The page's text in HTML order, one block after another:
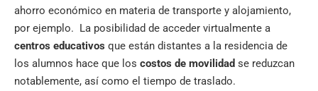
ahorro económico en materia de transporte y alojamiento,
por ejemplo. La posibilidad de acceder virtualmente a
centros educativos que están distantes a la residencia de
los alumnos hace que los costos de movilidad se reduzcan
notablemente, así como el tiempo de traslado.